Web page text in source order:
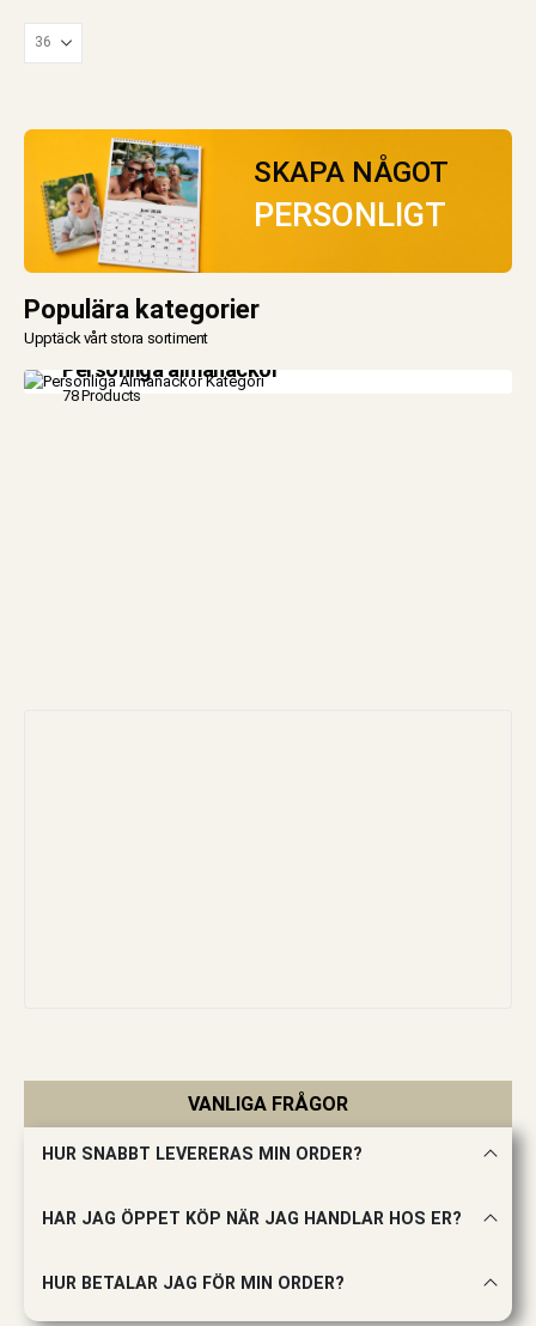
SKAPA NÅGOT
PERSONLIGT
Populära kategorier
Upptäck vårt stora sortiment
Personliga almanackor
78 Products
VANLIGA FRÅGOR
HUR SNABBT LEVERERAS MIN ORDER?
HAR JAG ÖPPET KÖP NÄR JAG HANDLAR HOS ER?
HUR BETALAR JAG FÖR MIN ORDER?